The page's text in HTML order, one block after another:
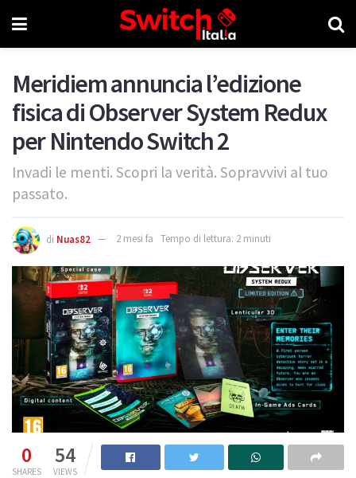
Meridiem annuncia l’edizione
fisica di Observer System Redux
per Nintendo Switch 2
Invadi le menti. Scopri la verità. Sopravvivi al tuo
passato.
di Nuas82 2 mesi fa Tempo di lettura: 2 minuti
0
SHARES
54
VIEWS